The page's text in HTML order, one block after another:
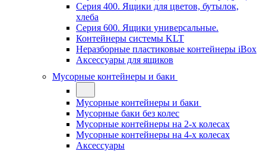
Серия 400. Ящики для цветов, бутылок,
хлеба
Серия 600. Ящики универсальные.
Контейнеры системы KLT
Неразборные пластиковые контейнеры iBox
Аксессуары для ящиков
Мусорные контейнеры и баки
Мусорные контейнеры и баки
Мусорные баки без колес
Мусорные контейнеры на 2-х колесах
Мусорные контейнеры на 4-х колесах
Аксессуары